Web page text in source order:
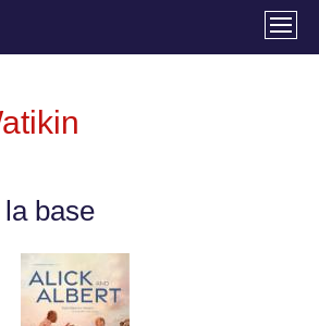
base